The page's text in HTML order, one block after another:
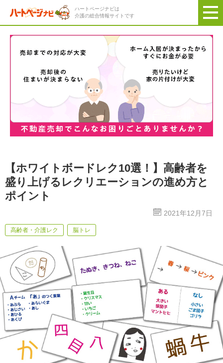
ハートページナビは
介護の総合情報サイトです
【ホワイトボードレク10選！】高齢者を
盛り上げるレクリエーションの進め方と
ポイント
2021年12月7日
高齢者・介護レク 脳トレ